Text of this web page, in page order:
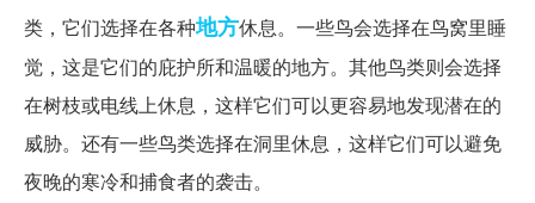
类，它们选择在各种地方休息。一些鸟会选择在鸟窝里睡
觉，这是它们的庇护所和温暖的地方。其他鸟类则会选择
在树枝或电线上休息，这样它们可以更容易地发现潜在的
威胁。还有一些鸟类选择在洞里休息，这样它们可以避免
夜晚的寒冷和捕食者的袭击。